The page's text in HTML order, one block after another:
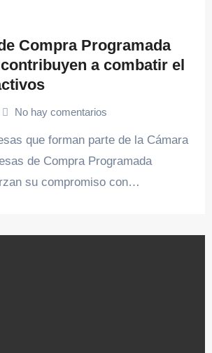
Compra Programada
a combatir el
No hay comentarios
que forman parte de la Cámara
de Compra Programada
su compromiso con…